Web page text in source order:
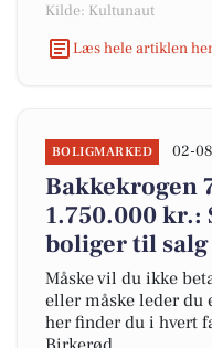
Kilde: Kultunaut
Læs hele artiklen
BOLIGMARKED 02-
Bakkekrogen
1.750.000 kr.:
boliger til
Måske vil du ikke
eller måske leder
her finder du i hvert